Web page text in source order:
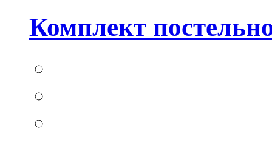
Комплект